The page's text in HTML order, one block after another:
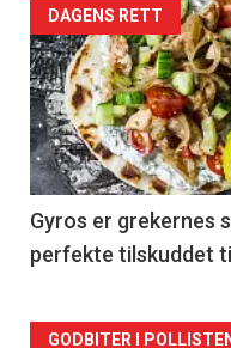
Forsiden
akkurat
nå
-
2
DAGENS RETT
Gyros er grekernes
perfekte tilskuddet
GODBITER I POLLISTEN